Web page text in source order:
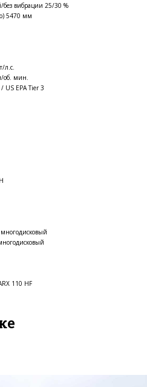
вибрации 25/30 %
5470 мм
л.с.
об. мин.
US EPA Tier 3
110 HF